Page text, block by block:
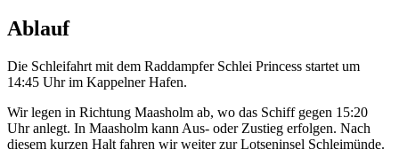
Ablauf
Die Schleifahrt mit dem Raddampfer Schlei Princess startet um
14:45 Uhr im Kappelner Hafen.
Wir legen in Richtung Maasholm ab, wo das Schiff gegen 15:20
Uhr anlegt. In Maasholm kann Aus- oder Zustieg erfolgen. Nach
diesem kurzen Halt fahren wir weiter zur Lotseninsel Schleimünde.